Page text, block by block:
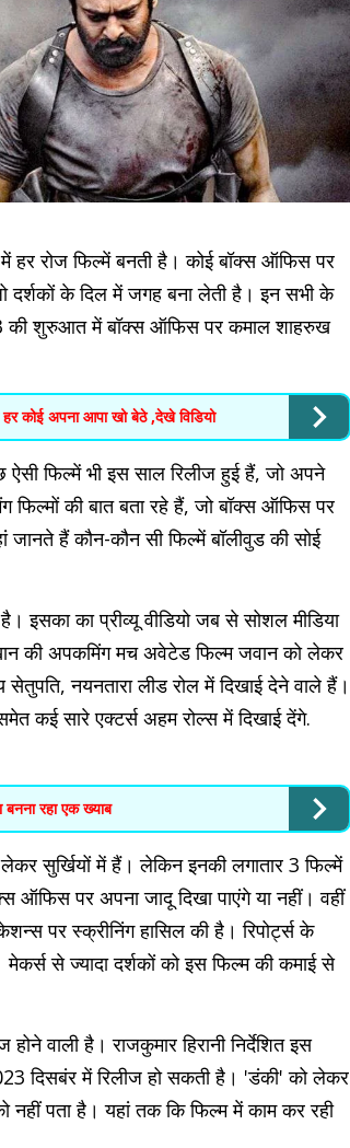
हर रोज फिल्में बनती है। कोई बॉक्स ऑफिस पर
दर्शकों के दिल में जगह बना लेती है। इन सभी के
की शुरुआत में बॉक्स ऑफिस पर कमाल शाहरुख
कोई अपना आपा खो बेठे ,देखे विडियो
ऐसी फिल्में भी इस साल रिलीज हुई हैं, जो अपने
की बात बता रहे हैं, जो बॉक्स ऑफिस पर
हैं कौन-कौन सी फिल्में बॉलीवुड की सोई
इसका का प्रीव्यू वीडियो जब से सोशल मीडिया
की अपकमिंग मच अवेटेड फिल्म जवान को लेकर
नयनतारा लीड रोल में दिखाई देने वाले हैं।
समेत कई सारे एक्टर्स अहम रोल्स में दिखाई देंगे.
रहा एक ख्याब
सुर्खियों में हैं। लेकिन इनकी लगातार 3 फिल्में
ऑफिस पर अपना जादू दिखा पाएंगे या नहीं। वहीं
पर स्क्रीनिंग हासिल की है। रिपोर्ट्स के
से ज्यादा दर्शकों को इस फिल्म की कमाई से
वाली है। राजकुमार हिरानी निर्देशित इस
दिसबंर में रिलीज हो सकती है। 'डंकी' को लेकर
नहीं पता है। यहां तक कि फिल्म में काम कर रही